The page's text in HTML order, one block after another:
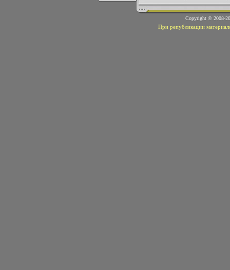
Copyright © 2008-
При републикации